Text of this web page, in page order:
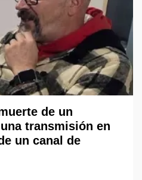
de un
transmisión en
un canal de